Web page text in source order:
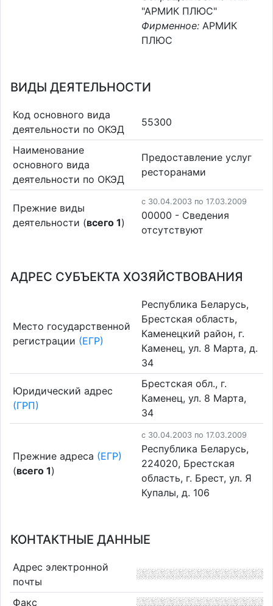
"АРМИК ПЛЮС"
Фирменное: АРМИК
ПЛЮС
ВИДЫ ДЕЯТЕЛЬНОСТИ
Код основного вида
деятельности по ОКЭД
55300
Наименование
основного вида
деятельности по ОКЭД
Предоставление услуг
ресторанами
Прежние виды
деятельности (всего 1)
c 30.04.2003 по 17.03.2009
00000 - Cведения
отсутствуют
АДРЕС СУБЪЕКТА ХОЗЯЙСТВОВАНИЯ
Место государственной
регистрации (ЕГР)
Республика Беларусь,
Брестская область,
Каменецкий район, г.
Каменец, ул. 8 Марта, д.
34
Юридический адрес
(ГРП)
Брестская обл., г.
Каменец, ул. 8 Марта,
34
Прежние адреса (ЕГР)
(всего 1)
c 30.04.2003 по 17.03.2009
Республика Беларусь,
224020, Брестская
область, г. Брест, ул. Я
Купалы, д. 106
КОНТАКТНЫЕ ДАННЫЕ
Адрес электронной
почты
Факс